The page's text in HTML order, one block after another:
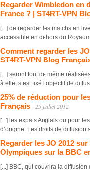
Regarder Wimbledon en
France ? | ST4RT-VPN
[...] de regarder les matchs en
accessible en dehors du
Comment regarder les
ST4RT-VPN Blog
[...] seront tout de même
à elle, s’est fixé l’objectif de
25% de réduction pour
Français - 25 juillet 2012
[...] les expats Anglais ou pour
d’origine. Les droits de diffusion
Regarder les JO 2012
Olympiques sur la BBC
[...] BBC, qui couvrira la diffusion